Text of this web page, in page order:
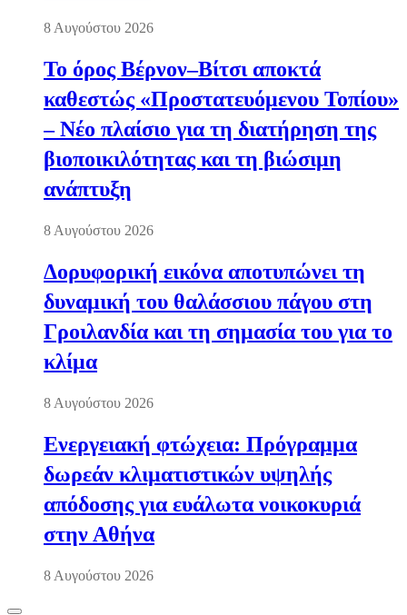
8 Αυγούστου 2026
Το όρος Βέρνον–Βίτσι αποκτά
καθεστώς «Προστατευόμενου Τοπίου»
– Νέο πλαίσιο για τη διατήρηση της
βιοποικιλότητας και τη βιώσιμη
ανάπτυξη
8 Αυγούστου 2026
Δορυφορική εικόνα αποτυπώνει τη
δυναμική του θαλάσσιου πάγου στη
Γροιλανδία και τη σημασία του για το
κλίμα
8 Αυγούστου 2026
Ενεργειακή φτώχεια: Πρόγραμμα
δωρεάν κλιματιστικών υψηλής
απόδοσης για ευάλωτα νοικοκυριά
στην Αθήνα
8 Αυγούστου 2026